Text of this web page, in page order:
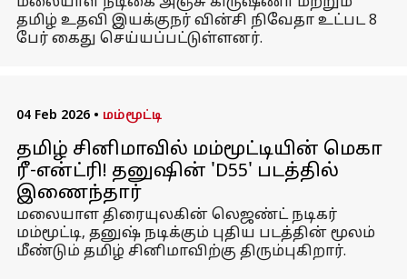
தமிழ் உதவி இயக்குநர் வின்சி நிவேதா உட்பட 8
பேர் கைது செய்யப்பட்டுள்ளனர்.
04 Feb 2026 • மம்மூட்டி
தமிழ் சினிமாவில் மம்மூட்டியின் மெகா
ரீ-என்ட்ரி! தனுஷின் 'D55' படத்தில்
இணைந்தார்
மலையாள திரையுலகின் லெஜண்ட் நடிகர்
மம்மூட்டி, தனுஷ் நடிக்கும் புதிய படத்தின் மூலம்
மீண்டும் தமிழ் சினிமாவிற்கு திரும்புகிறார்.